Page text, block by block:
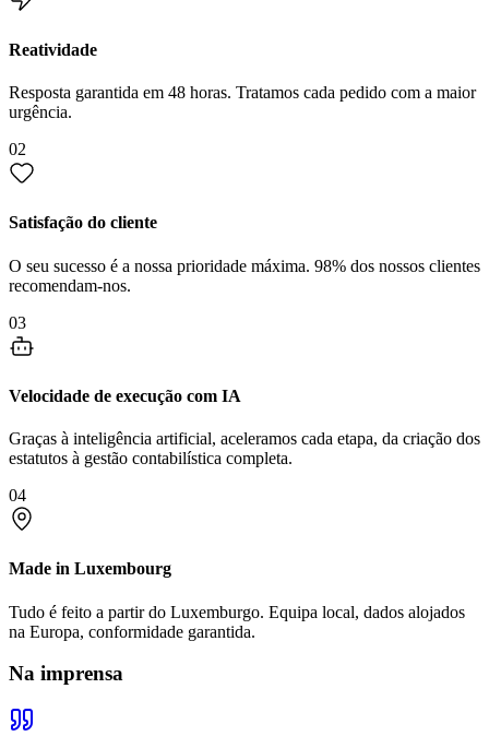
Reatividade
Resposta garantida em 48 horas. Tratamos cada pedido com a maior
urgência.
02
Satisfação do cliente
O seu sucesso é a nossa prioridade máxima. 98% dos nossos clientes
recomendam-nos.
03
Velocidade de execução com IA
Graças à inteligência artificial, aceleramos cada etapa, da criação dos
estatutos à gestão contabilística completa.
04
Made in Luxembourg
Tudo é feito a partir do Luxemburgo. Equipa local, dados alojados
na Europa, conformidade garantida.
Na imprensa